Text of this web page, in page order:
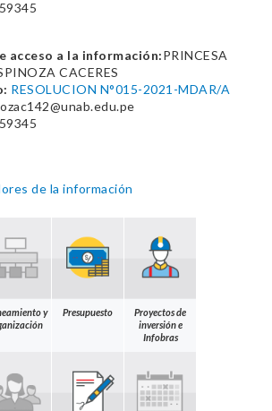
acceso a la información:PRINCESA
CACERES
RESOLUCION N°015-2021-MDAR/A
de la información
y
Presupuesto
Proyectos de
inversión e
Infobras